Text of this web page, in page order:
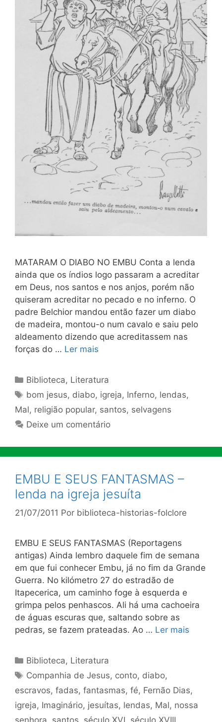
MATARAM O DIABO NO EMBU Conta a lenda
ainda que os índios logo passaram a acreditar
em Deus, nos santos e nos anjos, porém não
quiseram acreditar no pecado e no inferno. O
padre Belchior mandou então fazer um diabo
de madeira, montou-o num cavalo e saiu pelo
aldeamento dizendo que acreditassem nas
forças do … Ler mais
Categorias
Biblioteca, Literatura
Tags
bom jesus, diabo, igreja, Inferno, lendas,
Mal, religião popular, santos, selvagens
Deixe um comentário
EMBU E SEUS FANTASMAS –
lenda na igreja jesuíta
21/07/2011 Por biblioteca-historias-folclore
EMBU E SEUS FANTASMAS (Reportagens
antigas) Ainda lembro daquele fim de semana
em que fui conhecer Embu, já no fim da Grande
Guerra. No kilómetro 27 do estradão de
Itapecerica, um caminho foge à esquerda e
grimpa pelos penhascos. Ali há uma cachoeira
de águas escuras que, saltando sobre as
pedras, se fazem prateadas. Ao … Ler mais
Categorias
Biblioteca, Literatura
Tags
Companhia de Jesus, conto, diabo,
escravos, fadas, fantasmas, fé, Fernão Dias,
igreja, Imaginário, jesuítas, lendas, Mal, nossa